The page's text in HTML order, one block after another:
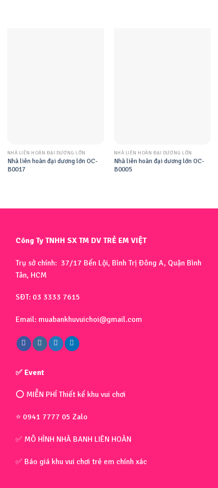
NHÀ LIÊN HOÀN ĐẠI DƯƠNG LỚN
Nhà liên hoàn đại dương lớn OC-
B0017
NHÀ LIÊN HOÀN ĐẠI DƯƠNG LỚN
Nhà liên hoàn đại dương lớn OC-
B0005
Công Ty TNHH SX TM DV TRẺ EM VIỆT
Trụ sở chính: 37/17 Bến Lội, Bình Trị Đông A, Quận Bình
Tân, HCM
SĐT: 03 3333 7615
Email: muabankhuvuichoi@gmail.com
✅ Event
⭕ MIỄN PHÍ Thiết kế khu vui chơi
⭐ 0941 7777 05 Zalo
✅ MÔ HÌNH NHÀ BANH LIÊN HOÀN
✅ Báo giá khu vui chơi trẻ em chính xác